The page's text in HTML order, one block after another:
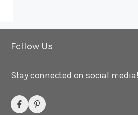
Follow Us
Stay connected on social media!